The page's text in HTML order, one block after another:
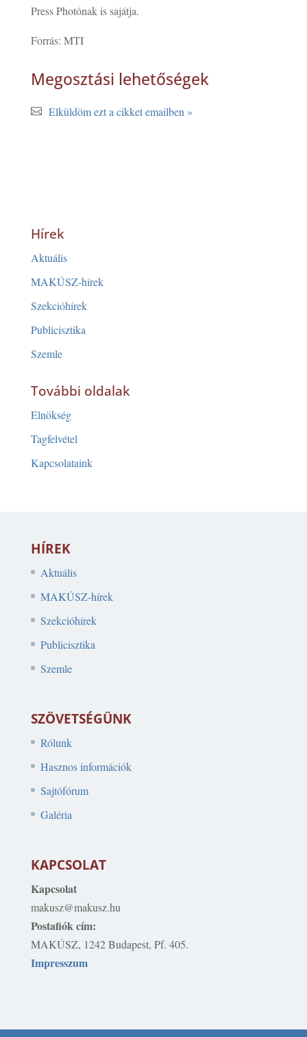
Press Photónak is sajátja.
Forrás: MTI
Megosztási lehetőségek
Elküldöm ezt a cikket emailben »
Hírek
Aktuális
MAKÚSZ-hírek
Szekcióhírek
Publicisztika
Szemle
További oldalak
Elnökség
Tagfelvétel
Kapcsolataink
HÍREK
Aktuális
MAKÚSZ-hírek
Szekcióhírek
Publicisztika
Szemle
SZÖVETSÉGÜNK
Rólunk
Hasznos információk
Sajtófórum
Galéria
KAPCSOLAT
Kapcsolat
makusz@makusz.hu
Postafiók cím:
MAKÚSZ, 1242 Budapest, Pf. 405.
Impresszum